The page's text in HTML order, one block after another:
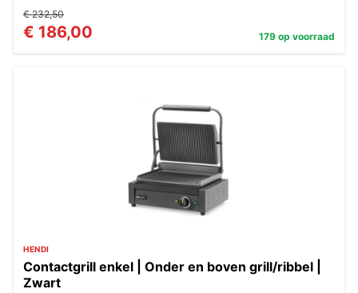
€ 232,50
€ 186,00 179 op voorraad
HENDI
Contactgrill enkel | Onder en boven grill/ribbel |
Zwart